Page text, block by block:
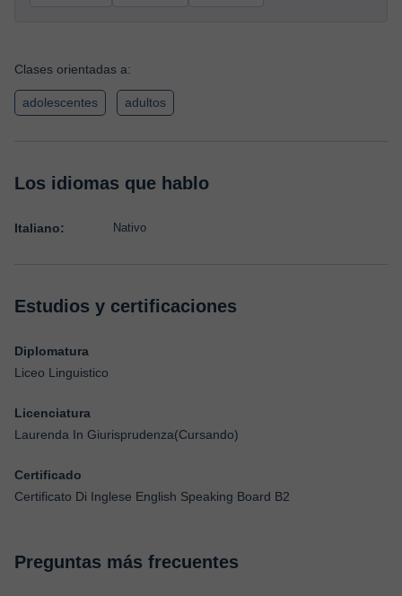
Clases orientadas a:
adolescentes adultos
Los idiomas que hablo
Italiano: Nativo
Estudios y certificaciones
Diplomatura
Liceo Linguistico
Licenciatura
Laurenda In Giurisprudenza(Cursando)
Certificado
Certificato Di Inglese English Speaking Board B2
Preguntas más frecuentes